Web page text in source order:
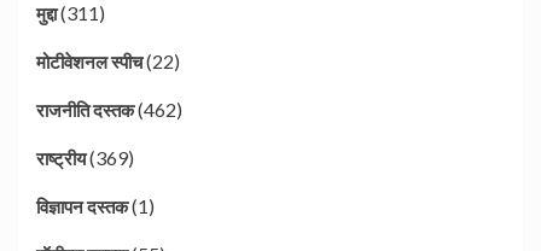
मुद्दा(311)
मोटीवेशनल स्पीच(22)
राजनीति दस्तक(462)
राष्ट्रीय(369)
विज्ञापन दस्तक(1)